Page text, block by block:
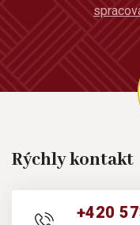
Rýchly kontakt
+420